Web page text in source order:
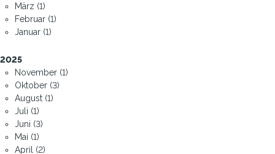
März (1)
Februar (1)
Januar (1)
2025
November (1)
Oktober (3)
August (1)
Juli (1)
Juni (3)
Mai (1)
April (2)